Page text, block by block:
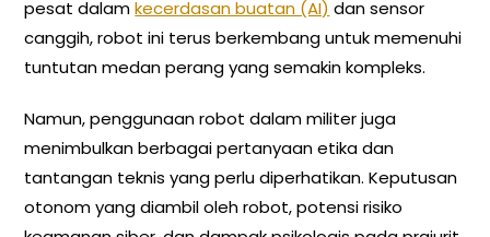
pesat dalamkecerdasan buatan (AI) dan sensor
canggih, robot ini terus berkembang untuk memenuhi
tuntutan medan perang yang semakin kompleks.
Namun, penggunaan robot dalam militer juga
menimbulkan berbagai pertanyaan etika dan
tantangan teknis yang perlu diperhatikan. Keputusan
otonom yang diambil oleh robot, potensi risiko